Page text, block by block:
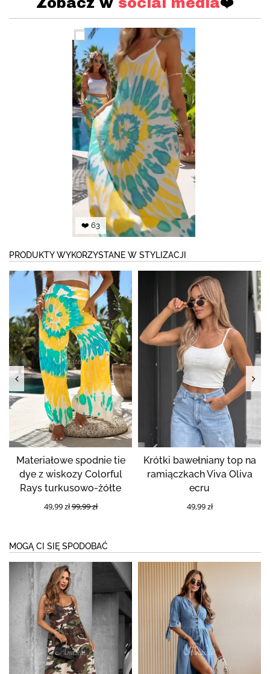
❤️ 63
PRODUKTY WYKORZYSTANE W STYLIZACJI
Materiałowe spodnie tie
dye z wiskozy Colorful
Rays turkusowo-żółte
49,99 zł99,99 zł
Krótki bawełniany top na
ramiączkach Viva Oliva
ecru
49,99 zł
MOGĄ CI SIĘ SPODOBAĆ